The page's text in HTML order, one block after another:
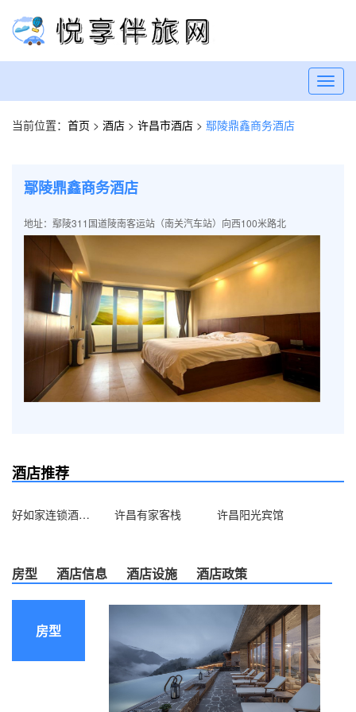
当前位置： 首页 > 酒店 > 许昌市酒店 > 鄢陵鼎鑫商务酒店
鄢陵鼎鑫商务酒店
地址：鄢陵311国道陵南客运站（南关汽车站）向西100米路北
酒店推荐
好如家连锁酒店（三八路店） 许昌有家客栈 许昌阳光宾馆
房型 酒店信息 酒店设施 酒店政策
房型